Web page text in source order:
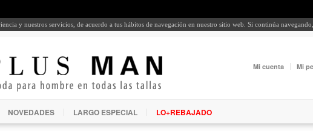
y nuestros servicios, de acuerdo a tus hábitos de navegación en nuestro sitio web. Si continúa
Mi cuenta Mi
NOVEDADES LARGO ESPECIAL LO+REBAJADO